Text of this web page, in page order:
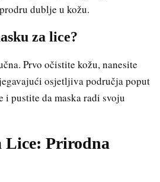
dublje u kožu.
za lice?
Prvo očistite kožu, nanesite
osjetljiva područja poput
i pustite da maska radi svoju
Lice: Prirodna